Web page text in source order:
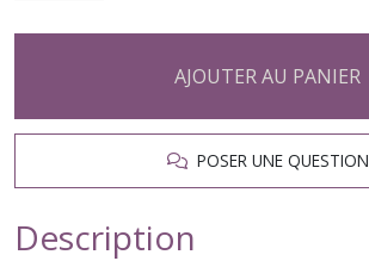
AJOUTER AU PANIER
POSER UNE QUESTION
Description